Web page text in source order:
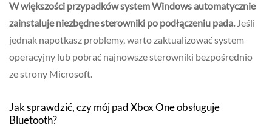
W większości przypadków system Windows automatycznie
zainstaluje niezbędne sterowniki po podłączeniu pada.Jeśli
jednak napotkasz problemy, warto zaktualizować system
operacyjny lub pobrać najnowsze sterowniki bezpośrednio
ze strony Microsoft.
Jak sprawdzić, czy mój pad Xbox One obsługuje
Bluetooth?